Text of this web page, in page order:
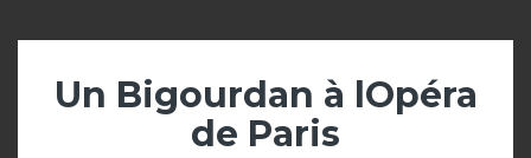
Un Bigourdan à lOpéra
de Paris